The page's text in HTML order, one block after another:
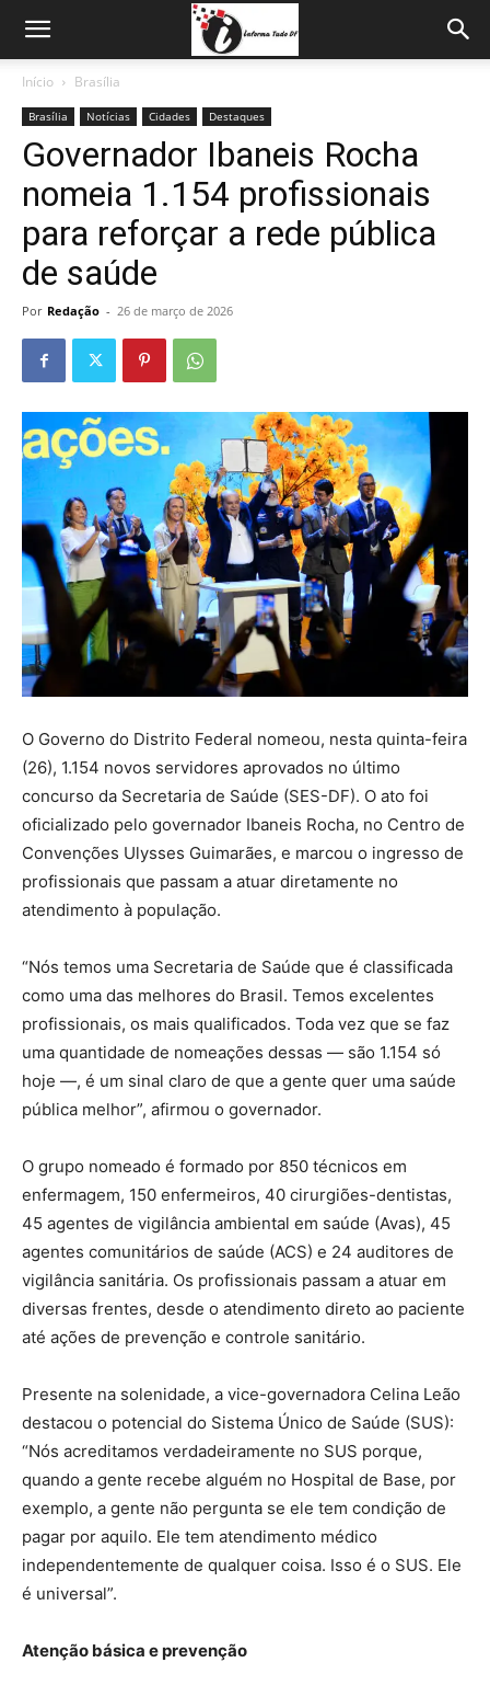
Início Brasília
Brasília Notícias Cidades Destaques
Governador Ibaneis Rocha
nomeia 1.154 profissionais
para reforçar a rede pública
de saúde
Por Redação - 26 de março de 2026
O Governo do Distrito Federal nomeou, nesta quinta-feira
(26), 1.154 novos servidores aprovados no último
concurso da Secretaria de Saúde (SES-DF). O ato foi
oficializado pelo governador Ibaneis Rocha, no Centro de
Convenções Ulysses Guimarães, e marcou o ingresso de
profissionais que passam a atuar diretamente no
atendimento à população.
“Nós temos uma Secretaria de Saúde que é classificada
como uma das melhores do Brasil. Temos excelentes
profissionais, os mais qualificados. Toda vez que se faz
uma quantidade de nomeações dessas — são 1.154 só
hoje —, é um sinal claro de que a gente quer uma saúde
pública melhor”, afirmou o governador.
O grupo nomeado é formado por 850 técnicos em
enfermagem, 150 enfermeiros, 40 cirurgiões-dentistas,
45 agentes de vigilância ambiental em saúde (Avas), 45
agentes comunitários de saúde (ACS) e 24 auditores de
vigilância sanitária. Os profissionais passam a atuar em
diversas frentes, desde o atendimento direto ao paciente
até ações de prevenção e controle sanitário.
Presente na solenidade, a vice-governadora Celina Leão
destacou o potencial do Sistema Único de Saúde (SUS):
“Nós acreditamos verdadeiramente no SUS porque,
quando a gente recebe alguém no Hospital de Base, por
exemplo, a gente não pergunta se ele tem condição de
pagar por aquilo. Ele tem atendimento médico
independentemente de qualquer coisa. Isso é o SUS. Ele
é universal”.
Atenção básica e prevenção